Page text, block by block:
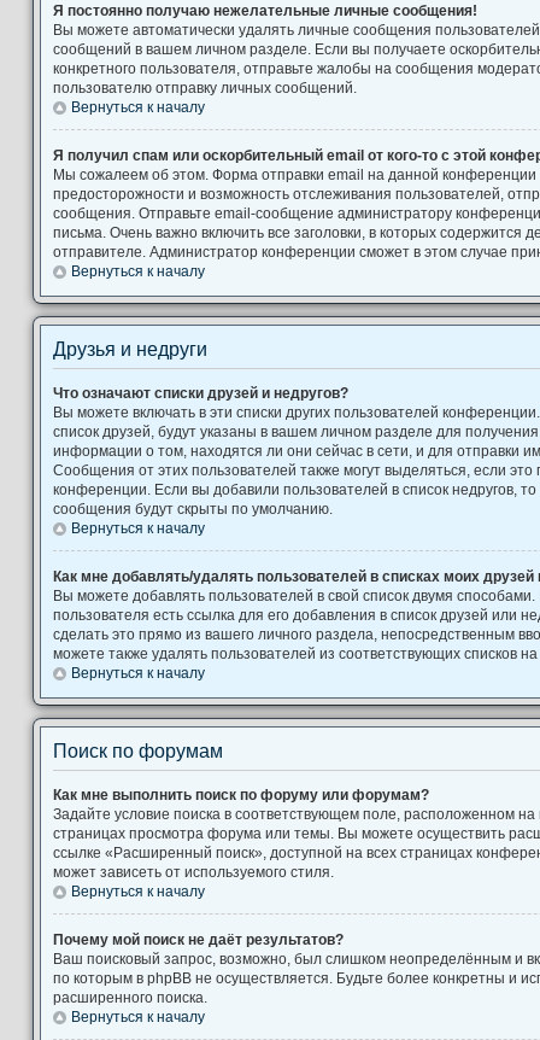
Я постоянно получаю нежелательные личные сообщения!
Вы можете автоматически удалять личные сообщения
сообщений в вашем личном разделе. Если вы получаете
конкретного пользователя, отправьте жалобы на сообщения
пользователю отправку личных сообщений.
Вернуться к началу
Я получил спам или оскорбительный email от кого-то с этой
Мы сожалеем об этом. Форма отправки email на данной
предосторожности и возможность отслеживания пользователей,
сообщения. Отправьте email-сообщение администратору
письма. Очень важно включить все заголовки, в которых содержится
отправителе. Администратор конференции сможет в этом случае
Вернуться к началу
Друзья и недруги
Что означают списки друзей и недругов?
Вы можете включать в эти списки других пользователей
список друзей, будут указаны в вашем личном разделе для
информации о том, находятся ли они сейчас в сети, и для отправки
Сообщения от этих пользователей также могут выделяться, если
конференции. Если вы добавили пользователей в список недругов,
сообщения будут скрыты по умолчанию.
Вернуться к началу
Как мне добавлять/удалять пользователей в списках моих друзей
Вы можете добавлять пользователей в свой список двумя
пользователя есть ссылка для его добавления в список друзей или
сделать это прямо из вашего личного раздела, непосредственным
можете также удалять пользователей из соответствующих списков
Вернуться к началу
Поиск по форумам
Как мне выполнить поиск по форуму или форумам?
Задайте условие поиска в соответствующем поле, расположенном
страницах просмотра форума или темы. Вы можете осуществить
ссылке «Расширенный поиск», доступной на всех страницах
может зависеть от используемого стиля.
Вернуться к началу
Почему мой поиск не даёт результатов?
Ваш поисковый запрос, возможно, был слишком неопределённым и
по которым в phpBB не осуществляется. Будьте более конкретны и
расширенного поиска.
Вернуться к началу